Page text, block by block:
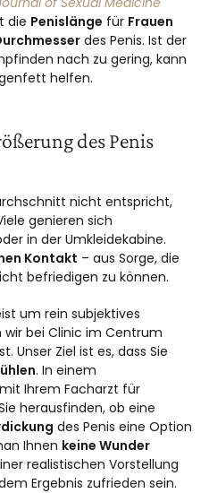
die Penislänge für Frauen
des Penis. Ist der
nach zu gering, kann
helfen.
des Penis
nicht entspricht,
genieren sich
in der Umkleidekabine.
Kontakt – aus Sorge, die
befriedigen zu können.
um rein subjektives
bei Clinic im Centrum
Unser Ziel ist es, dass Sie
. In einem
mit Ihrem Facharzt für
herausfinden, ob eine
des Penis eine Option
Ihnen keine Wunder
realistischen Vorstellung
Ergebnis zufrieden sein.